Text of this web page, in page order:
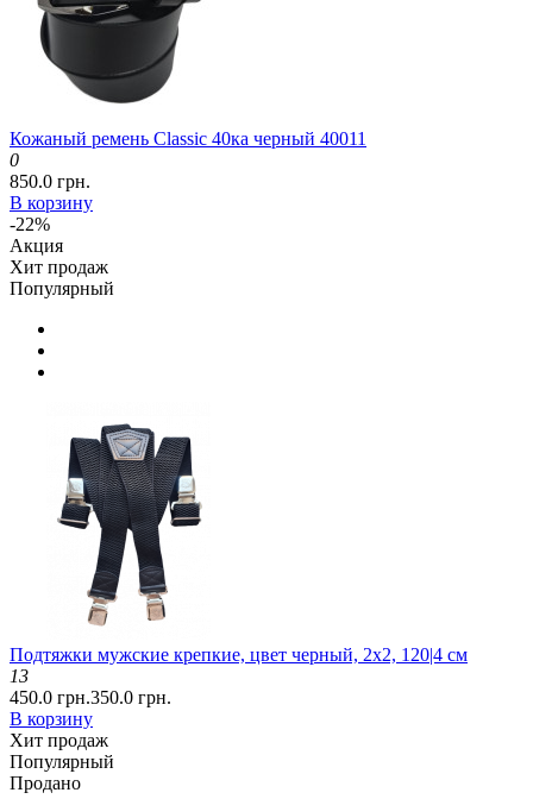
Кожаный ремень Classic 40ка черный 40011
0
850.0 грн.
В корзину
-22%
Акция
Хит продаж
Популярный
Подтяжки мужские крепкие, цвет черный, 2x2, 120|4 см
13
450.0 грн.350.0 грн.
В корзину
Хит продаж
Популярный
Продано